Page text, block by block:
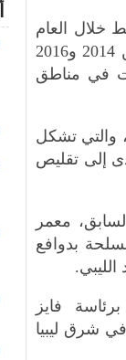
خلال العام
الماضي تجاوز المليون برميل يوميا، فيما هبط الإنتاج في الفترة ما بين 2014 و2016
في مناطق
والتي تشكل
إلى تقليص
معمر
مسلحة بدوافع
برئاسة فايز
شرق ليبيا